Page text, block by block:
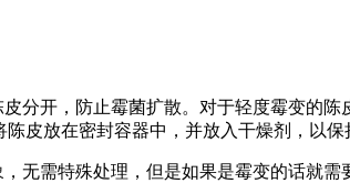
分开，防止霉菌扩散。对于轻度霉变的
皮放在密封容器中，并放入干燥剂，以
无需特殊处理，但是如果是霉变的话就